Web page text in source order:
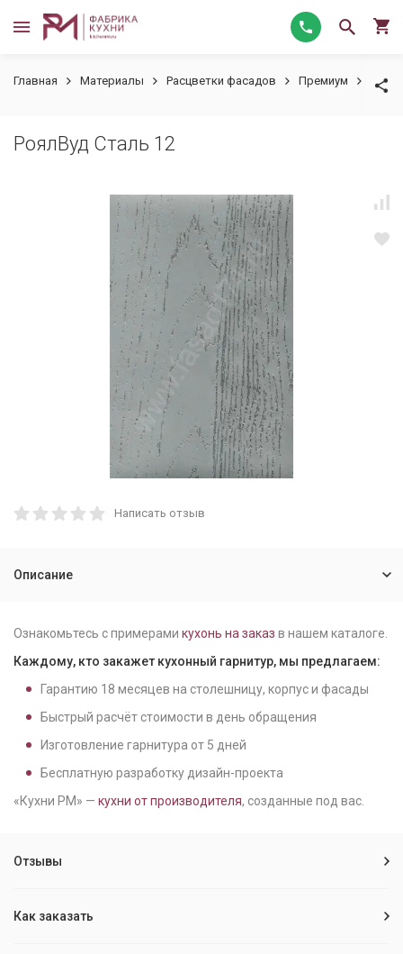
Главная Материалы Расцветки фасадов Премиум
РоялВуд Сталь 12
Написать отзыв
Описание
Ознакомьтесь с примерами кухонь на заказ в нашем каталоге.
Каждому, кто закажет кухонный гарнитур, мы предлагаем:
Гарантию 18 месяцев на столешницу, корпус и фасады
Быстрый расчёт стоимости в день обращения
Изготовление гарнитура от 5 дней
Бесплатную разработку дизайн-проекта
«Кухни РМ» — кухни от производителя, созданные под вас.
Отзывы
Как заказать